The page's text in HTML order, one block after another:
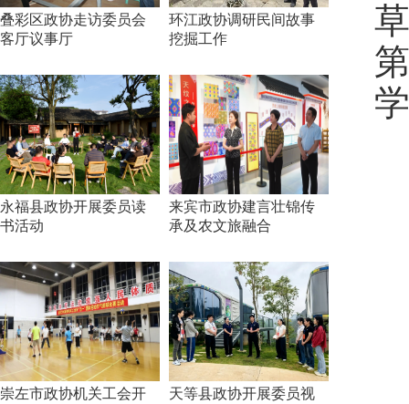
叠彩区政协走访委员会
客厅议事厅
环江政协调研民间故事
挖掘工作
永福县政协开展委员读
书活动
来宾市政协建言壮锦传
承及农文旅融合
崇左市政协机关工会开
天等县政协开展委员视